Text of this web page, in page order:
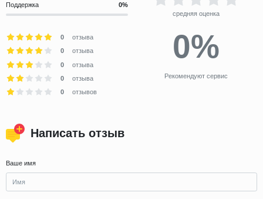
Поддержка
средняя оценка
0
отзыва
0
отзыва
0
отзыва
0
отзыва
0
отзывов
0%
Рекомендуют сервис
Написать отзыв
Ваше имя